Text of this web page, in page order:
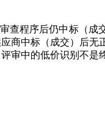
查程序后仍中标（成
商中标（成交）后无
审中的低价识别不是